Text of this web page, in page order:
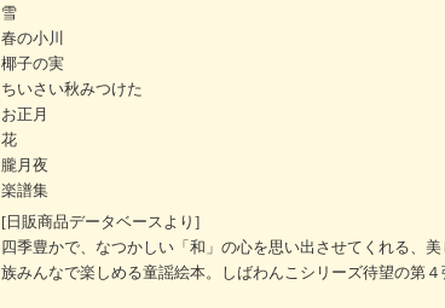
雪
春の小川
椰子の実
ちいさい秋みつけた
お正月
花
朧月夜
楽譜集
[日販商品データベースより]
四季豊かで、なつかしい「和」の心を思い出させてくれる、
族みんなで楽しめる童謡絵本。しばわんこシリーズ待望の第４